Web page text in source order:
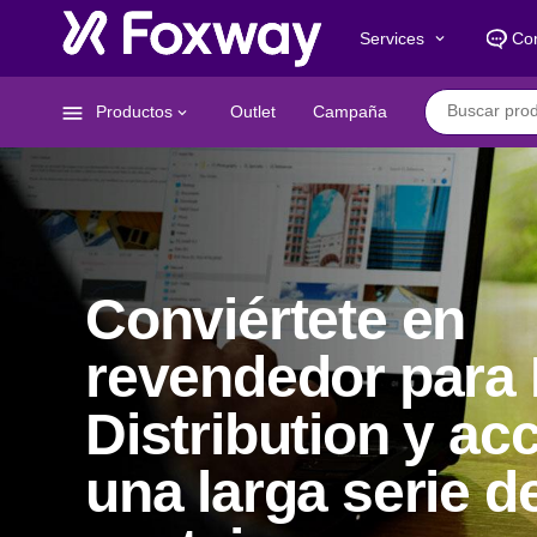
Services keyboard_arrow_down
menu Productos keyboard_arrow_down Outlet Campaña
Conviértete en
revendedor para
Distribution y
una larga serie